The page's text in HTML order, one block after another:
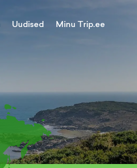
Uudised Minu Trip.ee